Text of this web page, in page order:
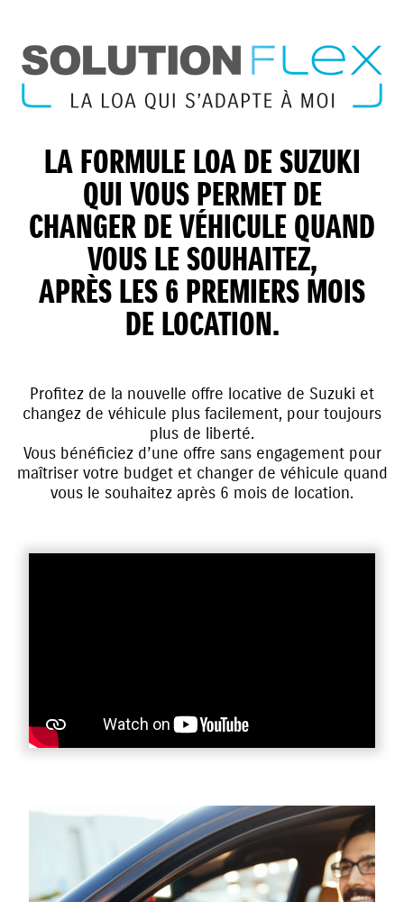
LA FORMULE LOA DE SUZUKI
QUI VOUS PERMET DE
CHANGER DE VÉHICULE QUAND
VOUS LE SOUHAITEZ,
APRÈS LES 6 PREMIERS MOIS
DE LOCATION.
Profitez de la nouvelle offre locative de Suzuki et
changez de véhicule plus facilement, pour toujours
plus de liberté.
Vous bénéficiez d’une offre sans engagement pour
maîtriser votre budget et changer de véhicule quand
vous le souhaitez après 6 mois de location.